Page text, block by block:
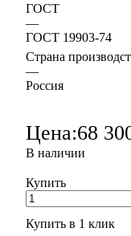
ГОСТ
—
ГОСТ 19903-74
Страна
—
Россия
Цена:68
В наличии
Купить
Купить в 1 клик